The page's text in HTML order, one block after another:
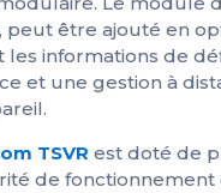
être ajouté en
informations de
et une gestion à
TSVR est doté de
de